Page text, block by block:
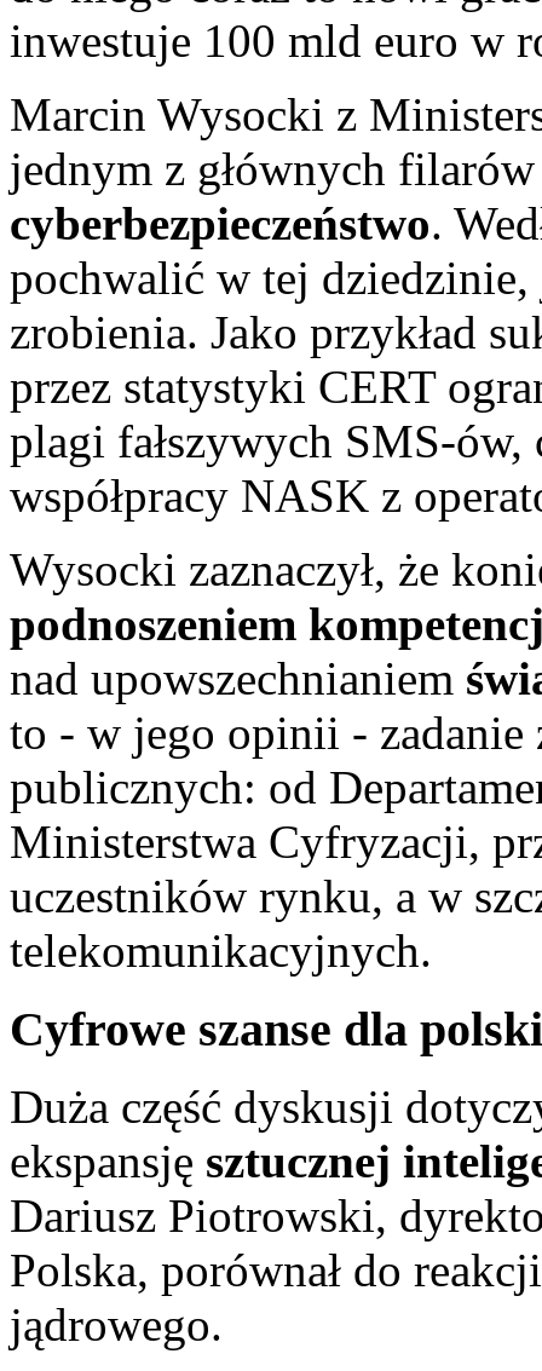
inwestuje 100 mld euro w
Marcin Wysocki z
jednym z głównych
cyberbezpieczeństwo.
pochwalić w tej dziedzinie,
zrobienia. Jako przykład
przez statystyki CERT
plagi fałszywych SMS-
współpracy NASK z
Wysocki zaznaczył, że
podnoszeniem
nad upowszechnianiem
to - w jego opinii -
publicznych: od
Ministerstwa Cyfryzacji,
uczestników rynku, a w
telekomunikacyjnych.
Cyfrowe szanse dla
Duża część dyskusji
ekspansję sztucznej
Dariusz Piotrowski,
Polska, porównał do
jądrowego.